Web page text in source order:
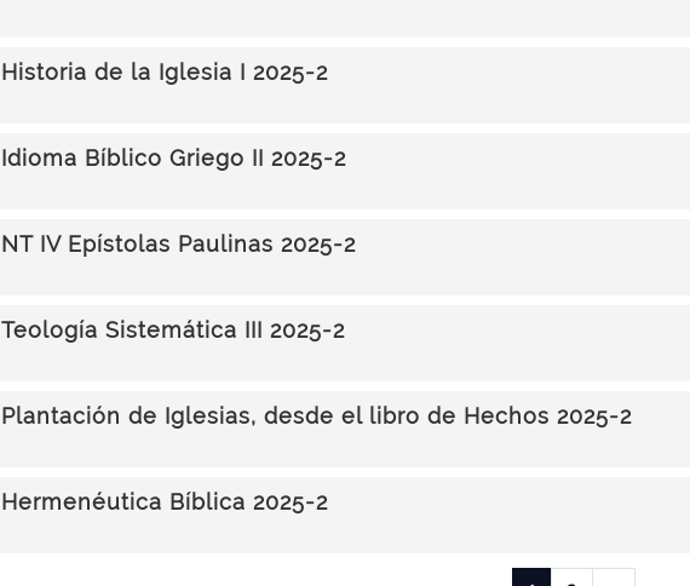
Historia de la Iglesia I 2025-2
Idioma Bíblico Griego II 2025-2
NT IV Epístolas Paulinas 2025-2
Teología Sistemática III 2025-2
Plantación de Iglesias, desde el libro de Hechos 2025-2
Hermenéutica Bíblica 2025-2